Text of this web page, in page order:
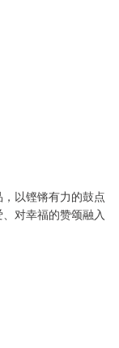
以铿锵有力的鼓点
对幸福的赞颂融入